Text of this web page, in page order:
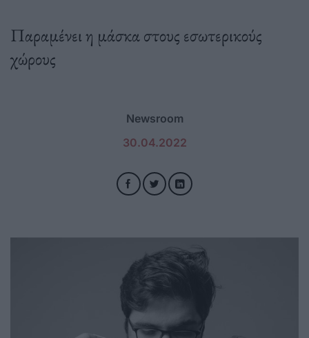
Παραμένει η μάσκα στους εσωτερικούς
χώρους
Newsroom
30.04.2022